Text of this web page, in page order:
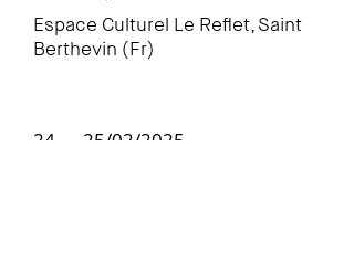
Espace Culturel Le Reflet, Saint
Berthevin (Fr)
24 → 25/02/2025